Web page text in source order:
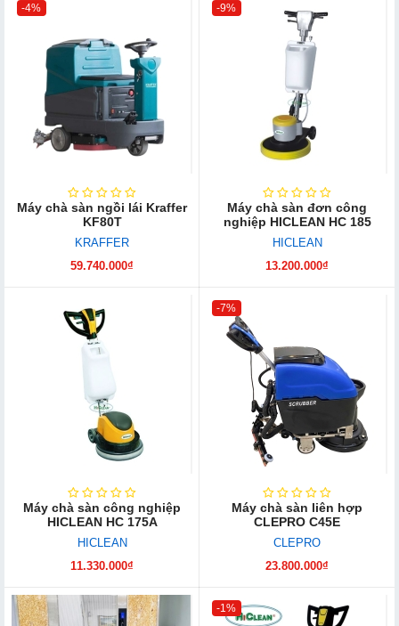
-4%
Máy chà sàn ngồi lái Kraffer
KF80T
KRAFFER
59.740.000₫
-9%
Máy chà sàn đơn công
nghiệp HICLEAN HC 185
HICLEAN
13.200.000₫
Máy chà sàn công nghiệp
HICLEAN HC 175A
HICLEAN
11.330.000₫
-7%
Máy chà sàn liên hợp
CLEPRO C45E
CLEPRO
23.800.000₫
-1%